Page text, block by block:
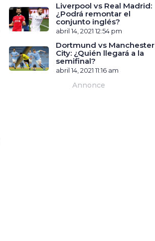
Liverpool vs Real Madrid:
¿Podrá remontar el
conjunto inglés?
abril 14, 2021 12:54 pm
Dortmund vs Manchester
City: ¿Quién llegará a la
semifinal?
abril 14, 2021 11:16 am
Annonce